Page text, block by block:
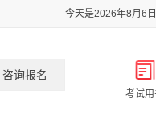
今天是2026年8月6
咨询报名
考试